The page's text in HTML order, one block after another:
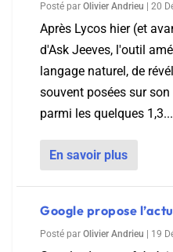
Posté par Olivier Andrieu 20
Après Lycos hier (et
d'Ask Jeeves, l'outil
langage naturel, de
souvent posées sur
parmi les quelques 1,3...
En savoir plus
Google propose
Posté par Olivier Andrieu 19